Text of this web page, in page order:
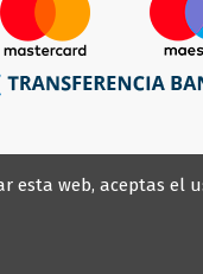
web, aceptas el